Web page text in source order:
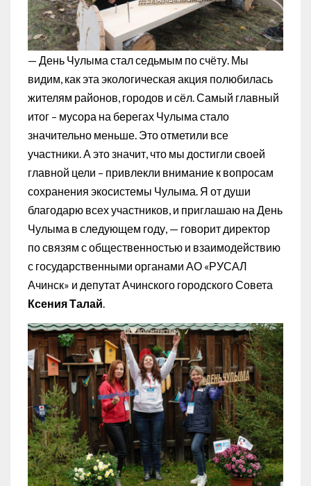
— День Чулыма стал седьмым по счёту. Мы
видим, как эта экологическая акция полюбилась
жителям районов, городов и сёл. Самый главный
итог – мусора на берегах Чулыма стало
значительно меньше. Это отметили все
участники. А это значит, что мы достигли своей
главной цели – привлекли внимание к вопросам
сохранения экосистемы Чулыма. Я от души
благодарю всех участников, и приглашаю на День
Чулыма в следующем году, — говорит директор
по связям с общественностью и взаимодействию
с государственными органами АО «РУСАЛ
Ачинск» и депутат Ачинского городского Совета
Ксения Талай.